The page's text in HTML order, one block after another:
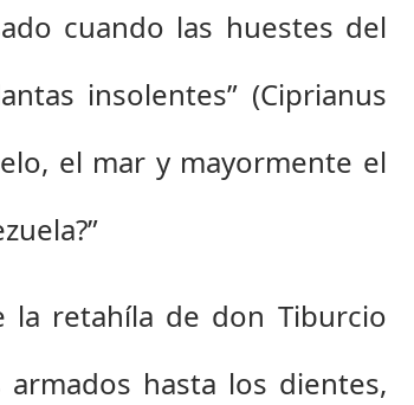
cuando las huestes del
insolentes” (Ciprianus
el mar y mayormente el
la retahíla de don Tiburcio
hasta los dientes,